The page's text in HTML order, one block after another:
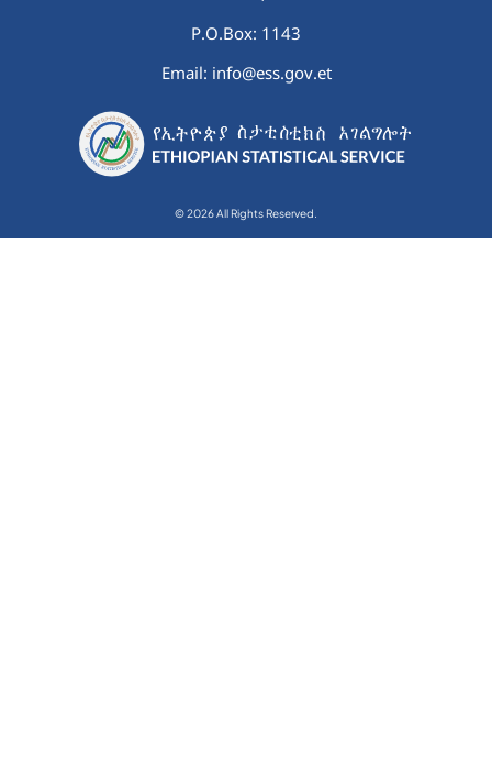
P.O.Box: 1143
Email: info@ess.gov.et
© 2026 All Rights Reserved.